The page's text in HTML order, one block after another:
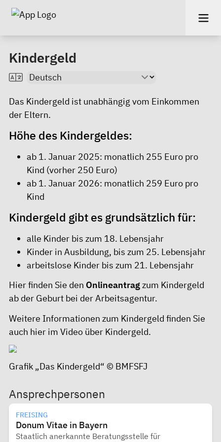
Kindergeld
Das Kindergeld ist unabhängig vom Einkommen
der Eltern.
Höhe des Kindergeldes:
ab 1. Januar 2025: monatlich 255 Euro pro
Kind (vorher 250 Euro)
ab 1. Januar 2026: monatlich 259 Euro pro
Kind
Kindergeld gibt es grundsätzlich für:
alle Kinder bis zum 18. Lebensjahr
Kinder in Ausbildung, bis zum 25. Lebensjahr
arbeitslose Kinder bis zum 21. Lebensjahr
Hier finden Sie den Onlineantragzum Kindergeld
ab der Geburt bei der Arbeitsagentur.
Weitere Informationen zum Kindergeld finden Sie
auch hier im Video über Kindergeld.
Grafik „Das Kindergeld“ © BMFSFJ
Ansprechpersonen
FREISING
Donum Vitae in Bayern
Staatlich anerkannte Beratungsstelle für